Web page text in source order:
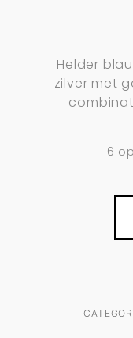
Helder
zilver met
6